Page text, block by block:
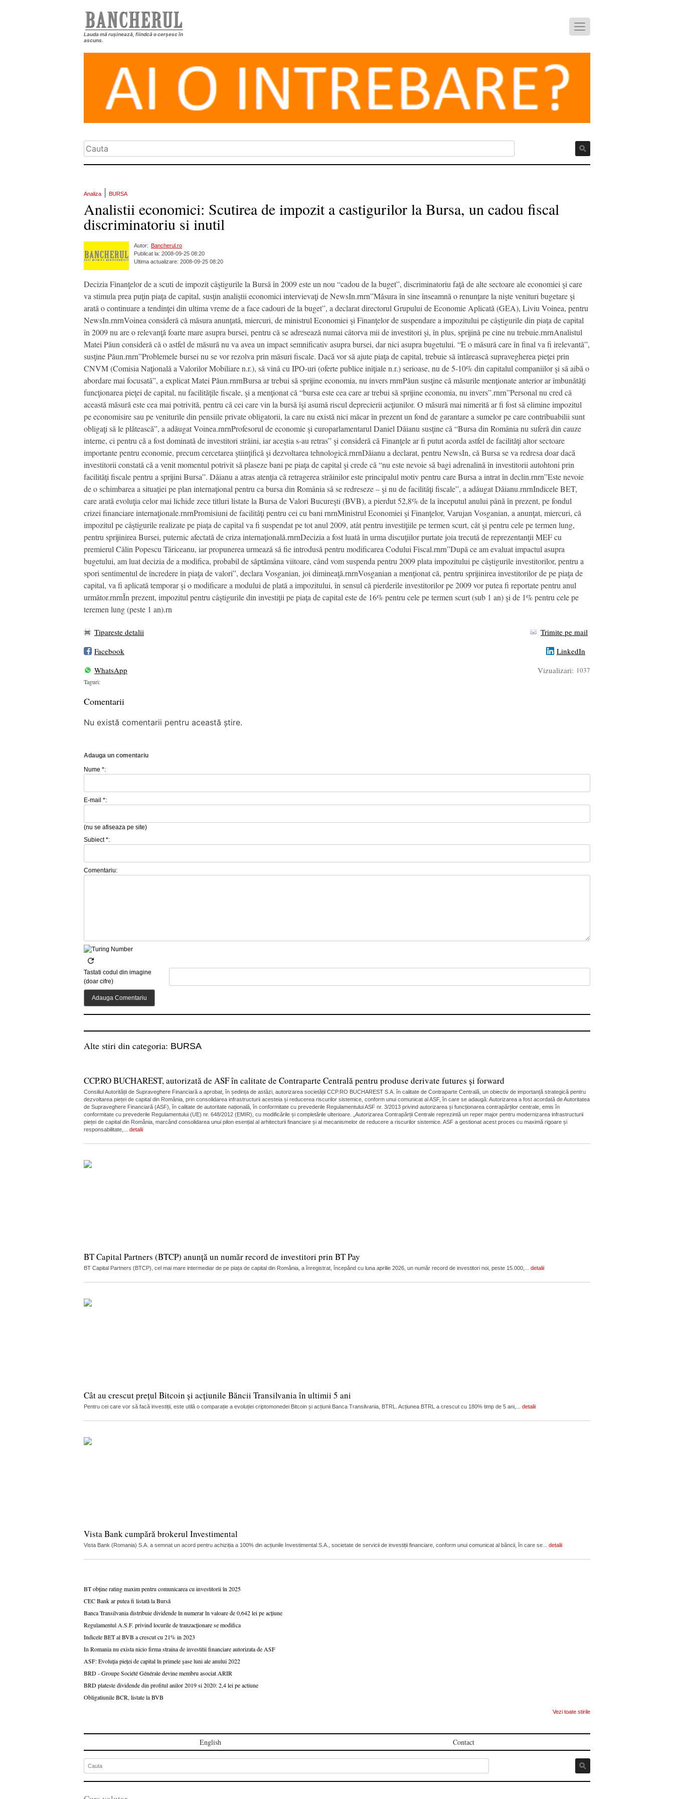
Lauda mă rușinează, fiindcă o cerșesc în
ascuns.
Analiza BURSA
Analistii economici: Scutirea de impozit a castigurilor la Bursa, un cadou fiscal
discriminatoriu si inutil
Autor:
Bancherul.ro
Publicat la: 2008-09-25 08:20
Ultima actualizare: 2008-09-25 08:20
Decizia Finanţelor de a scuti de impozit câştigurile la Bursă în 2009 este un nou “cadou de la buget”, discriminatoriu faţă de alte sectoare ale economiei şi care
va stimula prea puţin piaţa de capital, susţin analiştii economici intervievaţi de NewsIn.rnrn”Măsura în sine înseamnă o renunţare la nişte venituri bugetare şi
arată o continuare a tendinţei din ultima vreme de a face cadouri de la buget”, a declarat directorul Grupului de Economie Aplicată (GEA), Liviu Voinea, pentru
NewsIn.rnrnVoinea consideră că măsura anunţată, miercuri, de ministrul Economiei şi Finanţelor de suspendare a impozitului pe câştigurile din piaţa de capital
în 2009 nu are o relevanţă foarte mare asupra bursei, pentru că se adresează numai câtorva mii de investitori şi, în plus, sprijină pe cine nu trebuie.rnrnAnalistul
Matei Păun consideră că o astfel de măsură nu va avea un impact semnificativ asupra bursei, dar nici asupra bugetului. “E o măsură care în final va fi irelevantă”,
susţine Păun.rnrn”Problemele bursei nu se vor rezolva prin măsuri fiscale. Dacă vor să ajute piaţa de capital, trebuie să întărească supravegherea pieţei prin
CNVM (Comisia Naţională a Valorilor Mobiliare n.r.), să vină cu IPO-uri (oferte publice iniţiale n.r.) serioase, nu de 5-10% din capitalul companiilor şi să aibă o
abordare mai focusată”, a explicat Matei Păun.rnrnBursa ar trebui să sprijine economia, nu invers rnrnPăun susţine că măsurile menţionate anterior ar îmbunătăţi
funcţionarea pieţei de capital, nu facilităţile fiscale, şi a menţionat că “bursa este cea care ar trebui să sprijine economia, nu invers”.rnrn”Personal nu cred că
această măsură este cea mai potrivită, pentru că cei care vin la bursă îşi asumă riscul deprecierii acţiunilor. O măsură mai nimerită ar fi fost să elimine impozitul
pe economisire sau pe veniturile din pensiile private obligatorii, la care nu există nici măcar în prezent un fond de garantare a sumelor pe care contribuabilii sunt
obligaţi să le plătească”, a adăugat Voinea.rnrnProfesorul de economie şi europarlamentarul Daniel Dăianu susţine că “Bursa din România nu suferă din cauze
interne, ci pentru că a fost dominată de investitori străini, iar aceştia s-au retras” şi consideră că Finanţele ar fi putut acorda astfel de facilităţi altor sectoare
importante pentru economie, precum cercetarea ştiinţifică şi dezvoltarea tehnologică.rnrnDăianu a declarat, pentru NewsIn, că Bursa se va redresa doar dacă
investitorii constată că a venit momentul potrivit să plaseze bani pe piaţa de capital şi crede că “nu este nevoie să bagi adrenalină în investitorii autohtoni prin
facilităţi fiscale pentru a sprijini Bursa”. Dăianu a atras atenţia că retragerea străinilor este principalul motiv pentru care Bursa a intrat în declin.rnrn”Este nevoie
de o schimbarea a situaţiei pe plan internaţional pentru ca bursa din România să se redreseze – şi nu de facilităţi fiscale”, a adăugat Dăianu.rnrnIndicele BET,
care arată evoluţia celor mai lichide zece titluri listate la Bursa de Valori Bucureşti (BVB), a pierdut 52,8% de la începutul anului până în prezent, pe fondul
crizei financiare internaţionale.rnrnPromisiuni de facilităţi pentru cei cu bani rnrnMinistrul Economiei şi Finanţelor, Varujan Vosganian, a anunţat, miercuri, că
impozitul pe câştigurile realizate pe piaţa de capital va fi suspendat pe tot anul 2009, atât pentru investiţiile pe termen scurt, cât şi pentru cele pe termen lung,
pentru sprijinirea Bursei, puternic afectată de criza internaţională.rnrnDecizia a fost luată în urma discuţiilor purtate joia trecută de reprezentanţii MEF cu
premierul Călin Popescu Tăriceanu, iar propunerea urmează să fie introdusă pentru modificarea Codului Fiscal.rnrn”După ce am evaluat impactul asupra
bugetului, am luat decizia de a modifica, probabil de săptămâna viitoare, când vom suspenda pentru 2009 plata impozitului pe câştigurile investitorilor, pentru a
spori sentimentul de încredere în piaţa de valori”, declara Vosganian, joi dimineaţă.rnrnVosganian a menţionat că, pentru sprijinirea investitorilor de pe piaţa de
capital, va fi aplicată temporar şi o modificare a modului de plată a impozitului, în sensul că pierderile investitorilor pe 2009 vor putea fi reportate pentru anul
următor.rnrnÎn prezent, impozitul pentru câştigurile din investiţii pe piaţa de capital este de 16% pentru cele pe termen scurt (sub 1 an) şi de 1% pentru cele pe
teremen lung (peste 1 an).rn
Tipareste detalii
Trimite pe mail
Facebook
LinkedIn
WhatsApp
Vizualizari: 1037
Taguri:
Comentarii
Nu există comentarii pentru această știre.
Adauga un comentariu
Nume *:
E-mail *:
(nu se afiseaza pe site)
Subiect *:
Comentariu:
Tastati codul din imagine
(doar cifre)
Alte stiri din categoria: BURSA
CCP.RO BUCHAREST, autorizată de ASF în calitate de Contraparte Centrală pentru produse derivate futures și forward
Consiliul Autorității de Supraveghere Financiară a aprobat, în ședința de astăzi, autorizarea societății CCP.RO BUCHAREST S.A. în calitate de Contraparte Centrală, un obiectiv de importanță strategică pentru
dezvoltarea pieței de capital din România, prin consolidarea infrastructurii acesteia și reducerea riscurilor sistemice, conform unui comunicat al ASF, în care se adaugă: Autorizarea a fost acordată de Autoritatea
de Supraveghere Financiară (ASF), în calitate de autoritate națională, în conformitate cu prevederile Regulamentului ASF nr. 3/2013 privind autorizarea și funcționarea contrapărților centrale, emis în
conformitate cu prevederile Regulamentului (UE) nr. 648/2012 (EMIR), cu modificările și completările ulterioare. „Autorizarea Contrapărții Centrale reprezintă un reper major pentru modernizarea infrastructurii
pieței de capital din România, marcând consolidarea unui pilon esențial al arhitecturii financiare și al mecanismelor de reducere a riscurilor sistemice. ASF a gestionat acest proces cu maximă rigoare și
responsabilitate,... detalii
BT Capital Partners (BTCP) anunță un număr record de investitori prin BT Pay
BT Capital Partners (BTCP), cel mai mare intermediar de pe piața de capital din România, a înregistrat, începând cu luna aprilie 2026, un număr record de investitori noi, peste 15.000,... detalii
Cât au crescut prețul Bitcoin și acțiunile Băncii Transilvania în ultimii 5 ani
Pentru cei care vor să facă investiții, este utilă o comparație a evoluției criptomonedei Bitcoin și acțiunii Banca Transilvania, BTRL. Acțiunea BTRL a crescut cu 180% timp de 5 ani,... detalii
Vista Bank cumpără brokerul Investimental
Vista Bank (Romania) S.A. a semnat un acord pentru achiziția a 100% din acțiunile Investimental S.A., societate de servicii de investiții financiare, conform unui comunicat al băncii, în care se... detalii
BT obține rating maxim pentru comunicarea cu investitorii în 2025
CEC Bank ar putea fi listată la Bursă
Banca Transilvania distribuie dividende în numerar în valoare de 0,642 lei pe acțiune
Regulamentul A.S.F. privind locurile de tranzacționare se modifica
Indicele BET al BVB a crescut cu 21% in 2023
In Romania nu exista nicio firma straina de investitii financiare autorizata de ASF
ASF: Evoluția pieței de capital în primele șase luni ale anului 2022
BRD - Groupe Société Générale devine membru asociat ARIR
BRD plateste dividende din profitul anilor 2019 si 2020: 2,4 lei pe actiune
Obligatiunile BCR, listate la BVB
Vezi toate stirile
English Contact